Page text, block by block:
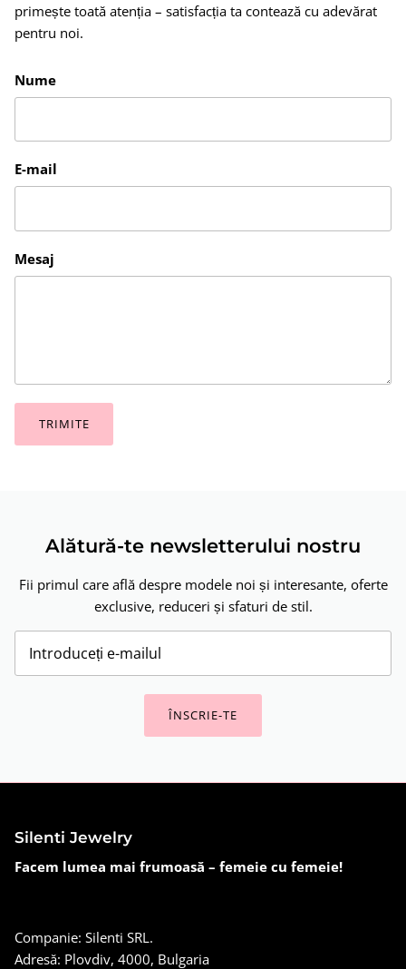
primește toată atenția – satisfacția ta contează cu adevărat
pentru noi.
Nume
E-mail
Mesaj
TRIMITE
Alătură-te newsletterului nostru
Fii primul care află despre modele noi și interesante, oferte
exclusive, reduceri și sfaturi de stil.
ÎNSCRIE-TE
Silenti Jewelry
Facem lumea mai frumoasă – femeie cu femeie!
Companie: Silenti SRL.
Adresă: Plovdiv, 4000, Bulgaria